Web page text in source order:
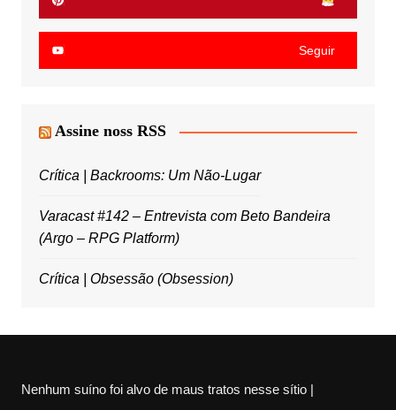
Seguir
Assine noss RSS
Crítica | Backrooms: Um Não-Lugar
Varacast #142 – Entrevista com Beto Bandeira
(Argo – RPG Platform)
Crítica | Obsessão (Obsession)
Nenhum suíno foi alvo de maus tratos nesse sítio |